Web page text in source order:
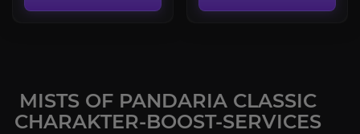
MISTS OF PANDARIA CLASSIC
CHARAKTER-BOOST-SERVICES